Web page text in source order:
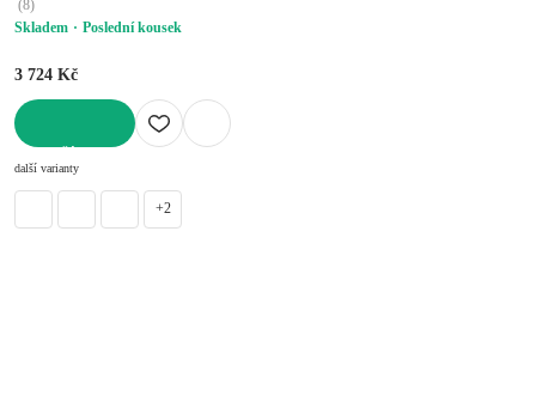
(8)
Skladem
Poslední kousek
3 724 Kč
další varianty
+2